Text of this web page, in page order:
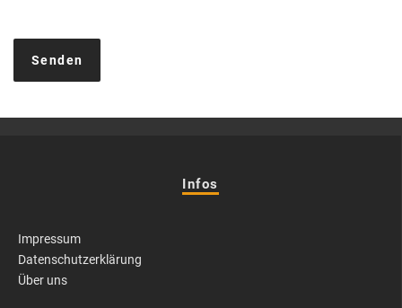
Infos
Impressum
Datenschutzerklärung
Über uns